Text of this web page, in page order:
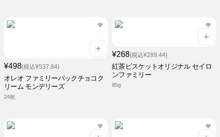
¥498(税込¥537.84)
オレオ ファミリーパックチョコク
リーム モンデリーズ
24枚
¥268(税込¥289.44)
紅茶ビスケットオリジナル セイロ
ンファミリー
85g